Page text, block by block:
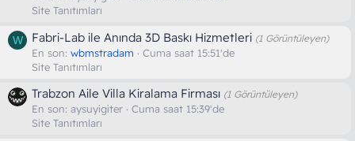
Site Tanıtımları
W Fabri-Lab ile Anında 3D Baskı Hizmetleri (1 Görüntüleyen)
En son: wbmstradam
Cuma saat 15:51'de
Site Tanıtımları
Trabzon Aile Villa Kiralama Firması (1 Görüntüleyen)
En son: aysuyigiter
Cuma saat 15:39'de
Site Tanıtımları